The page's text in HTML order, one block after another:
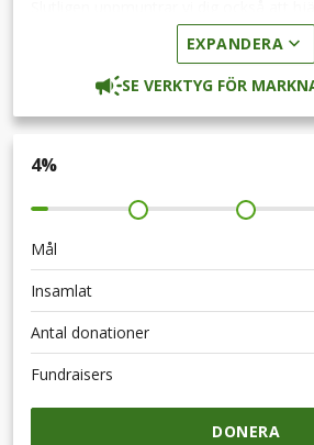
kampanj med dina vänner och familj,
Tack för ditt stöd och vi ser fram emot
EXPANDERA
SE VERKTYG FÖR
4%
Mål
Insamlat
Antal donationer
Fundraisers
DONERA